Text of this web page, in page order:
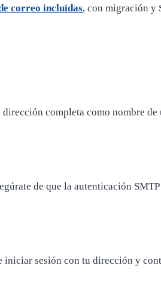
correo incluidas, con migración y
completa como nombre
de que la autenticación
iniciar sesión con tu dirección y